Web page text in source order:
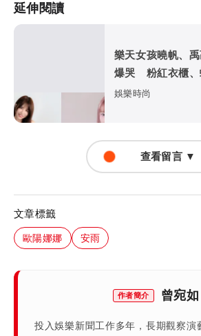
延伸閱讀
樂天女孩曉帆、
爆哭 粉紅衣櫃、
催淚故事
娛樂時尚
查看留言 ▼
文章標籤
歐陽娜娜 安雨
作者簡介 曾宛如
投入娛樂新聞工作多年，長期觀察演